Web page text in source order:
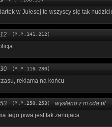
w Jułesej to wszyscy się tak
(*.*.141.212)
(*.*.116.230)
reklama na końcu
(*.*.250.253) wysłano z m.cda.pl
tego piwa jest tak zenujaca